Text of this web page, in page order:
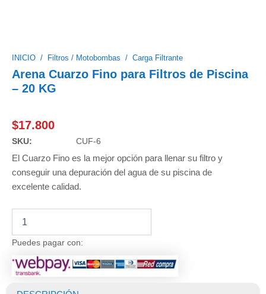
INICIO/ Filtros / Motobombas / Carga Filtrante
Arena Cuarzo Fino para Filtros de Piscina
– 20 KG
$17.800
SKU: CUF-6
El Cuarzo Fino es la mejor opción para llenar su filtro y
conseguir una depuración del agua de su piscina de
excelente calidad.
Cuarzo
Fino
Filtros
de
Puedes pagar con: